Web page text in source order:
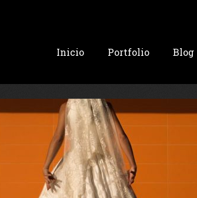
Inicio Portfolio Blog